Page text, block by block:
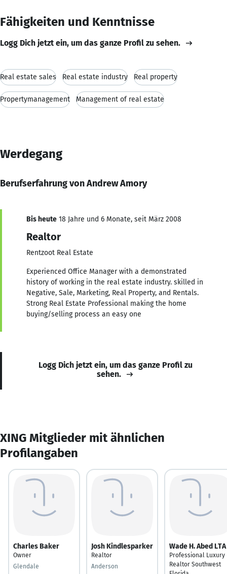
Fähigkeiten und Kenntnisse
Logg Dich jetzt ein, um das ganze Profil zu sehen.
Real estate sales Real estate industry Real property
Propertymanagement Management of real estate
Werdegang
Berufserfahrung von Andrew Amory
Bis heute 18 Jahre und 6 Monate, seit März 2008
Realtor
Rentzoot Real Estate
Experienced Office Manager with a demonstrated
history of working in the real estate industry. skilled in
Negative, Sale, Marketing, Real Property, and Rentals.
Strong Real Estate Professional making the home
buying/selling process an easy one
Logg Dich jetzt ein, um das ganze Profil zu
sehen.
XING Mitglieder mit ähnlichen
Profilangaben
Charles Baker
Owner
Glendale
Josh Kindlesparker
Realtor
Anderson
Wade H. Abed LTA
Professional Luxury
Realtor Southwest